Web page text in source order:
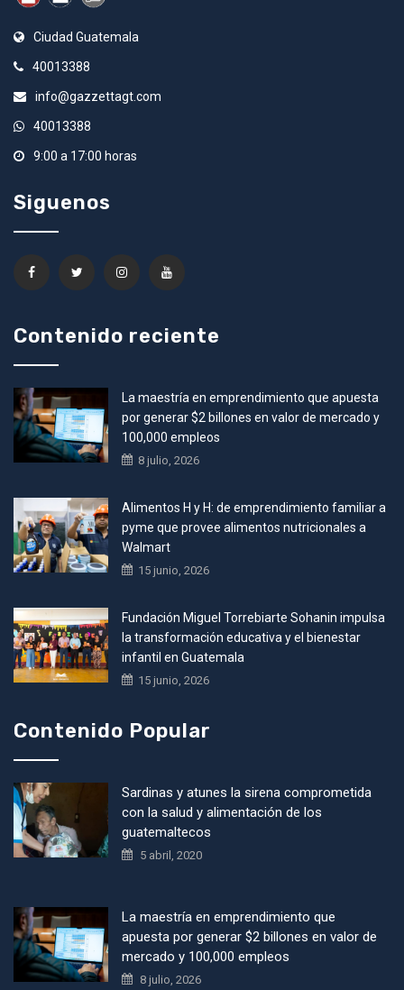
Ciudad Guatemala
40013388
info@gazzettagt.com
40013388
9:00 a 17:00 horas
Siguenos
Contenido reciente
La maestría en emprendimiento que apuesta
por generar $2 billones en valor de mercado y
100,000 empleos
8 julio, 2026
Alimentos H y H: de emprendimiento familiar a
pyme que provee alimentos nutricionales a
Walmart
15 junio, 2026
Fundación Miguel Torrebiarte Sohanin impulsa
la transformación educativa y el bienestar
infantil en Guatemala
15 junio, 2026
Contenido Popular
Sardinas y atunes la sirena comprometida
con la salud y alimentación de los
guatemaltecos
5 abril, 2020
La maestría en emprendimiento que
apuesta por generar $2 billones en valor de
mercado y 100,000 empleos
8 julio, 2026